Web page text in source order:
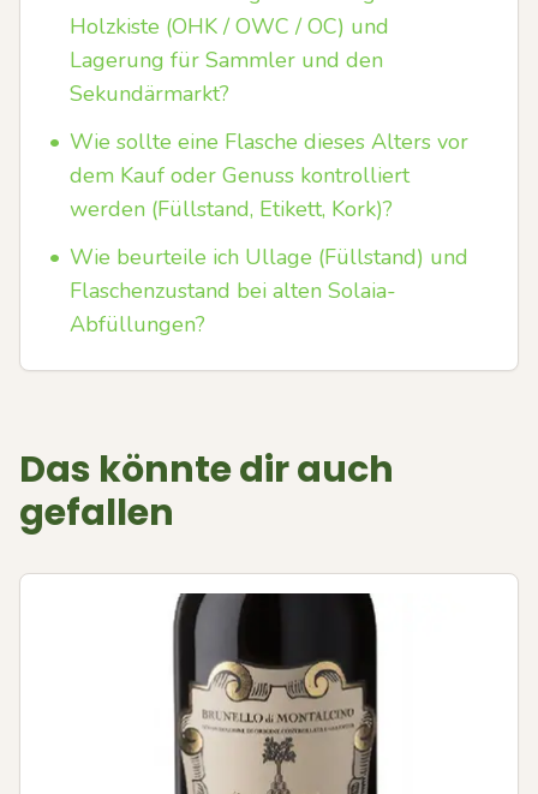
Holzkiste (OHK / OWC / OC) und
Lagerung für Sammler und den
Sekundärmarkt?
• Wie sollte eine Flasche dieses Alters vor
dem Kauf oder Genuss kontrolliert
werden (Füllstand, Etikett, Kork)?
• Wie beurteile ich Ullage (Füllstand) und
Flaschenzustand bei alten Solaia-
Abfüllungen?
Das könnte dir auch
gefallen